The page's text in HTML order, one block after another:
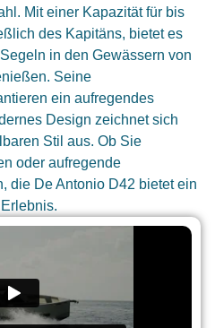
Mit einer Kapazität für bis
des Kapitäns, bietet es
in den Gewässern von
Seine
ein aufregendes
Design zeichnet sich
Stil aus. Ob Sie
oder aufregende
die De Antonio D42 bietet ein